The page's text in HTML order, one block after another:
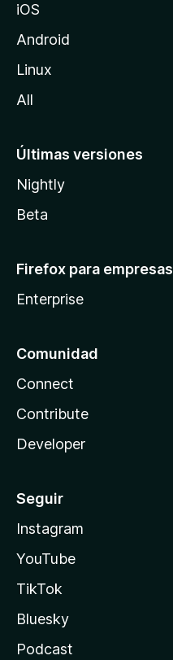
i
l
iOS
Android
Linux
All
Últimas versiones
Nightly
Beta
Firefox para empresas
Enterprise
Comunidad
Connect
Contribute
Developer
Seguir
Instagram
YouTube
TikTok
Bluesky
Podcast